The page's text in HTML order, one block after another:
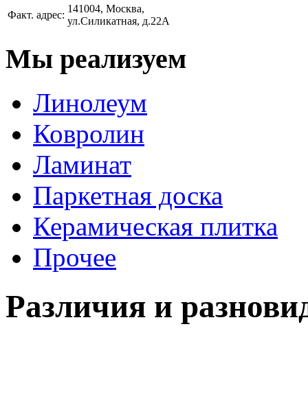
Факт. адрес:
141004, Москва,
ул.Силикатная, д.22А
Мы реализуем
Линолеум
Ковролин
Ламинат
Паркетная доска
Керамическая плитка
Прочее
Различия и